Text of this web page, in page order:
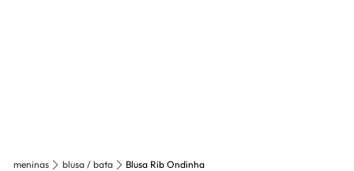
meninas blusa / bata
Blusa Rib Ondinha